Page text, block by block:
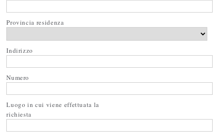
Provincia residenza
Indirizzo
Numero
Luogo in cui viene effettuata la
richiesta